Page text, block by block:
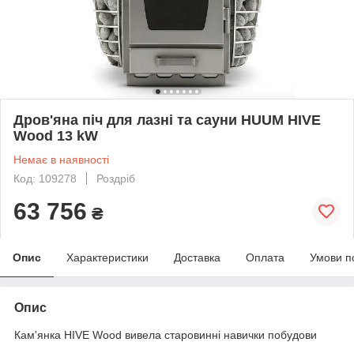
Дров'яна піч для лазні та сауни HUUM HIVE
Wood 13 kW
Немає в наявності
Код: 109278
Роздріб
63 756 ₴
Опис Характеристики Доставка Оплата Умови
Опис
Кам'янка HIVE Wood вивела старовинні навички побудови